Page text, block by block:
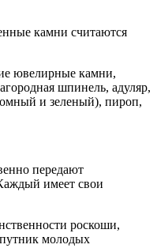
камни считаются
ювелирные камни,
шпинель, адуляр,
и зеленый), пироп,
передают
имеет свои
роскоши,
молодых